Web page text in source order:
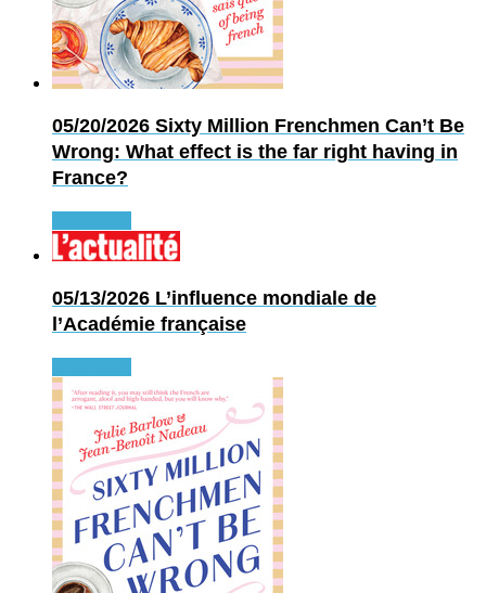
05/20/2026 Sixty Million Frenchmen Can’t Be
Wrong: What effect is the far right having in
France?
05/13/2026 L’influence mondiale de
l’Académie française